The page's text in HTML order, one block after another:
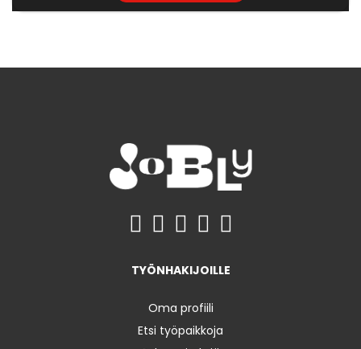
TYÖNHAKIJOILLE
Oma profiili
Etsi työpaikkoja